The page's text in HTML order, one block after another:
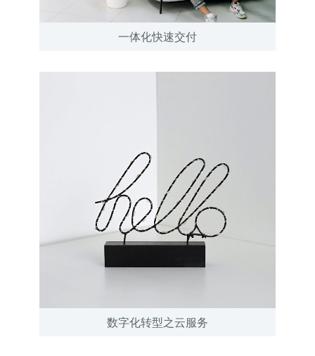
一体化快速交付
数字化转型之云服务